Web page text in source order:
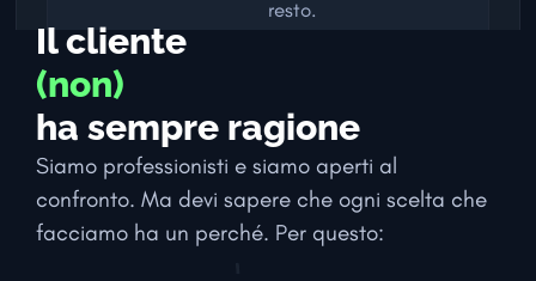
resto.
Il cliente
(non)
ha sempre ragione
Siamo professionisti e siamo aperti al
confronto. Ma devi sapere che ogni scelta che
facciamo ha un perché. Per questo: